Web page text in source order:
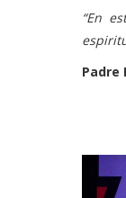
“En
Padre